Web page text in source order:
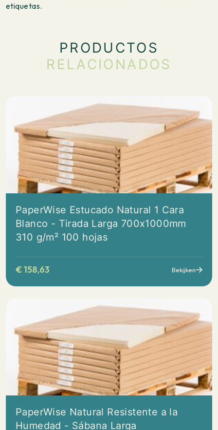
etiquetas.
PRODUCTOS
RELACIONADOS
PaperWise Estucado Natural 1 Cara
Blanco - Tirada Larga 700x1000mm
310 g/m² 100 hojas
€158,63 Bekijken
PaperWise Natural Resistente a la
Humedad - Sábana Larga